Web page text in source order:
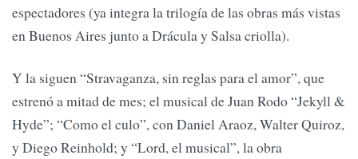
espectadores (ya integra la trilogía de las obras más vistas
en Buenos Aires junto a Drácula y Salsa criolla).
Y la siguen “Stravaganza, sin reglas para el amor”, que
estrenó a mitad de mes; el musical de Juan Rodo “Jekyll &
Hyde”; “Como el culo”, con Daniel Araoz, Walter Quiroz,
y Diego Reinhold; y “Lord, el musical”, la obra